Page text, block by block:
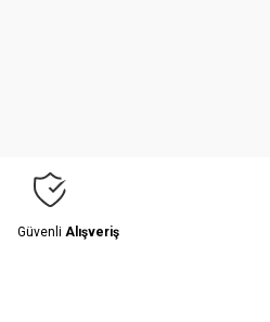
Güvenli Alışveriş